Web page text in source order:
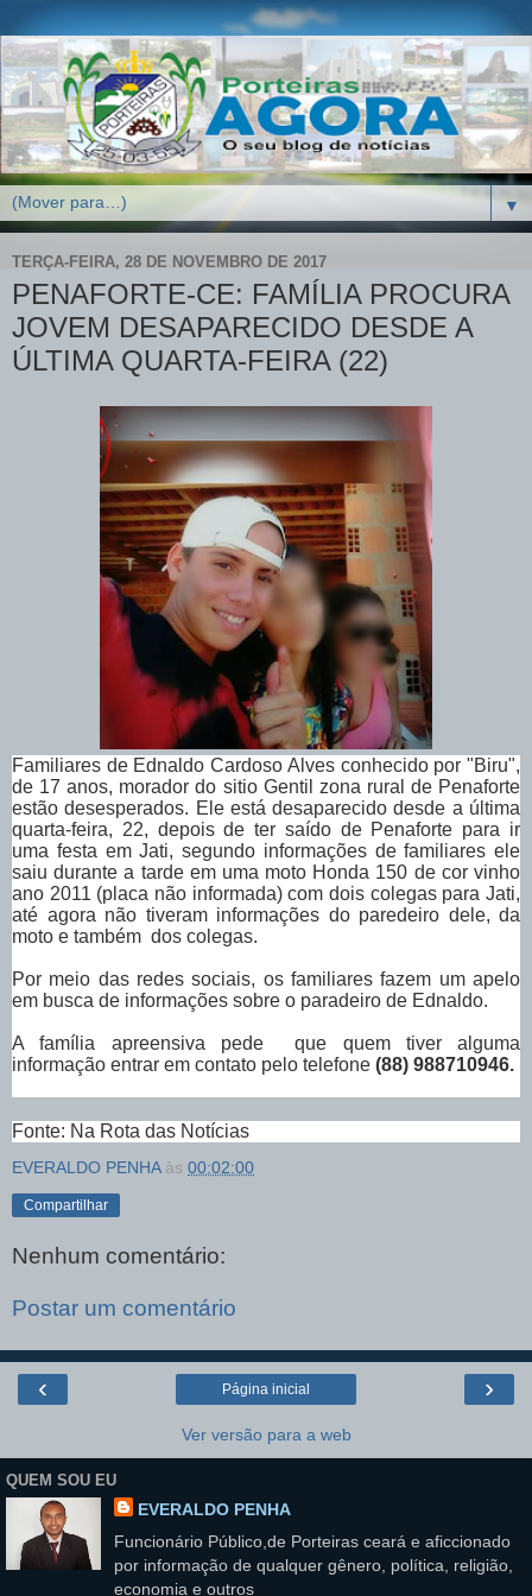
▼
TERÇA-FEIRA, 28 DE NOVEMBRO DE 2017
PENAFORTE-CE: FAMÍLIA PROCURA
JOVEM DESAPARECIDO DESDE A
ÚLTIMA QUARTA-FEIRA (22)
Familiares de Ednaldo Cardoso Alves conhecido por "Biru",
de 17 anos, morador do sitio Gentil zona rural de Penaforte
estão desesperados. Ele está desaparecido desde a última
quarta-feira, 22, depois de ter saído de Penaforte para ir
uma festa em Jati, segundo informações de familiares ele
saiu durante a tarde em uma moto Honda 150 de cor vinho
ano 2011 (placa não informada) com dois colegas para Jati,
até agora não tiveram informações do paredeiro dele, da
moto e também dos colegas.
Por meio das redes sociais, os familiares fazem um apelo
em busca de informações sobre o paradeiro de Ednaldo.
A família apreensiva pede que quem tiver alguma
informação entrar em contato pelo telefone (88) 988710946.
Fonte: Na Rota das Notícias
EVERALDO PENHA às 00:02:00
Compartilhar
Nenhum comentário:
Postar um comentário
‹ ›
Página inicial
Ver versão para a web
QUEM SOU EU
EVERALDO PENHA
Funcionário Público,de Porteiras ceará e aficcionado
por informação de qualquer gênero, política, religião,
economia e outros